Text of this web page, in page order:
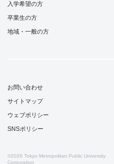
入学希望の方
卒業生の方
地域・一般の方
お問い合わせ
サイトマップ
ウェブポリシー
SNSポリシー
©2026 Tokyo Metropolitan Public University
Corporation